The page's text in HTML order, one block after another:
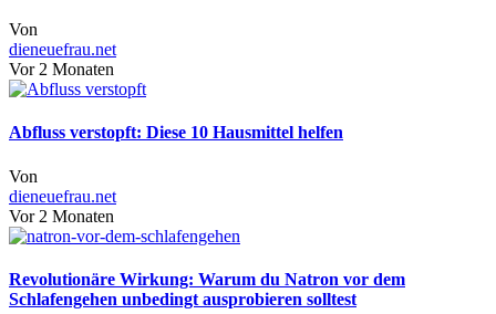
Von
dieneuefrau.net
Vor 2 Monaten
Abfluss verstopft: Diese 10 Hausmittel helfen
Von
dieneuefrau.net
Vor 2 Monaten
Revolutionäre Wirkung: Warum du Natron vor dem
Schlafengehen unbedingt ausprobieren solltest